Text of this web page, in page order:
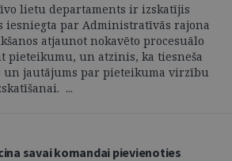
lietu departaments ir izskatījis
iesniegta par Administratīvās rajona
atjaunot nokavēto procesuālo
pieteikumu, un atzinis, ka tiesneša
un jautājums par pieteikuma virzību
...
savai komandai pievienoties